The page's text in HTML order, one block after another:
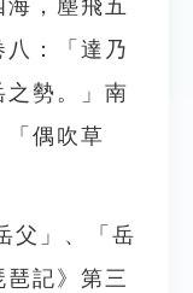
海，塵飛五
：「達乃
之勢。」南
「偶吹草
父」、「岳
記》第三